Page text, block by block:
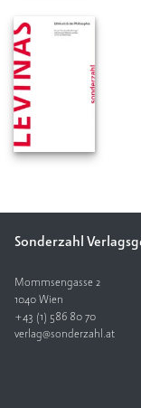
Sonderzahl
Mommsengasse 2
1040 Wien
+43 (1) 586 80 70
verlag@sonderzahl.at